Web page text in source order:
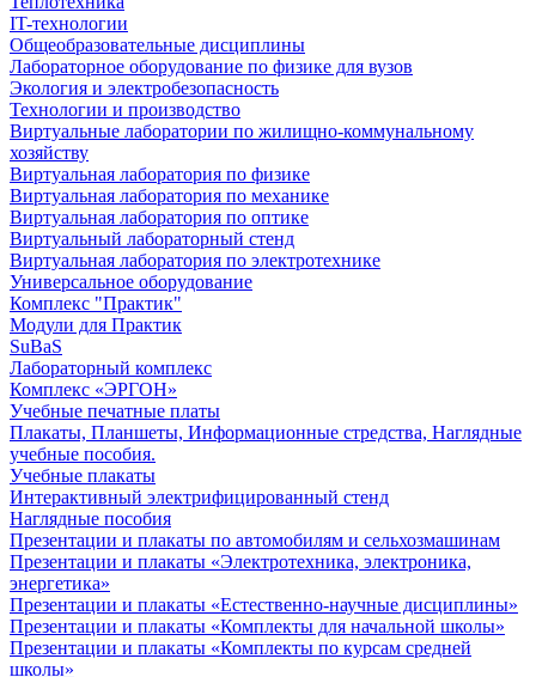
IT-технологии
Общеобразовательные дисциплины
Лабораторное оборудование по физике для вузов
Экология и электробезопасность
Технологии и производство
Виртуальные лаборатории по жилищно-коммунальному
хозяйству
Виртуальная лаборатория по физике
Виртуальная лаборатория по механике
Виртуальная лаборатория по оптике
Виртуальный лабораторный стенд
Виртуальная лаборатория по электротехнике
Универсальное оборудование
Комплекс "Практик"
Модули для Практик
SuBaS
Лабораторный комплекс
Комплекс «ЭРГОН»
Учебные печатные платы
Плакаты, Планшеты, Информационные стредства, Наглядные
учебные пособия.
Учебные плакаты
Интерактивный электрифицированный стенд
Наглядные пособия
Презентации и плакаты по автомобилям и сельхозмашинам
Презентации и плакаты «Электротехника, электроника,
энергетика»
Презентации и плакаты «Естественно-научные дисциплины»
Презентации и плакаты «Комплекты для начальной школы»
Презентации и плакаты «Комплекты по курсам средней
школы»